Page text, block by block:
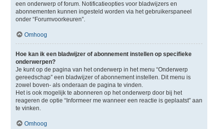
een onderwerp of forum. Notificatieopties voor bladwijzers en
abonnementen kunnen ingesteld worden via het gebruikerspaneel
onder “Forumvoorkeuren”.
Omhoog
Hoe kan ik een bladwijzer of abonnement instellen op specifieke
onderwerpen?
Je kunt op de pagina van het onderwerp in het menu “Onderwerp
gereedschap” een bladwijzer of abonnement instellen. Dit menu is
zowel boven- als onderaan de pagina te vinden.
Het is ook mogelijk te abonneren op het onderwerp door bij het
reageren de optie “Informeer me wanneer een reactie is geplaatst” aan
te vinken.
Omhoog